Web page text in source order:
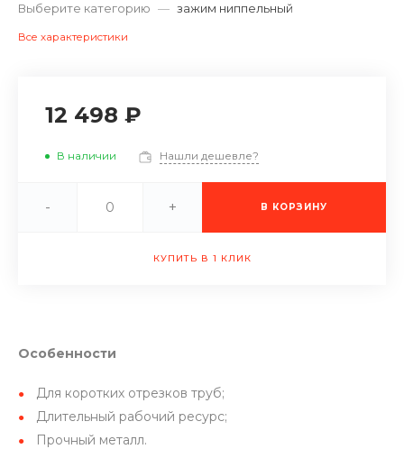
Выберите категорию — зажим ниппельный
Все характеристики
12 498 ₽
В наличии Нашли дешевле?
- + В КОРЗИНУ
КУПИТЬ В 1 КЛИК
Особенности
Для коротких отрезков труб;
Длительный рабочий ресурс;
Прочный металл.